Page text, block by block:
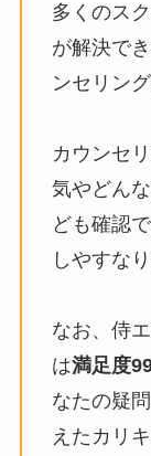
多くのス
が解決で
ンセリン
カウンセ
気やどん
ども確認
しやすな
なお、侍
は満足度
なたの疑
えたカリ